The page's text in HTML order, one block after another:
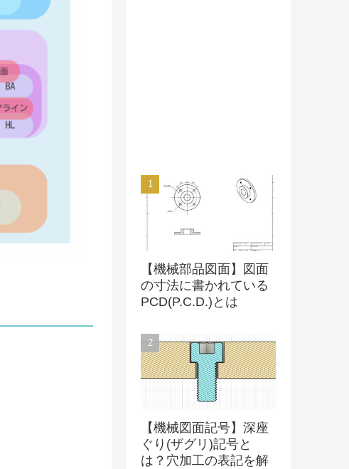
【機械部品図面】図面
の寸法に書かれている
PCD(P.C.D.)とは
【機械図面記号】深座
ぐり(ザグリ)記号と
は？穴加工の表記を解